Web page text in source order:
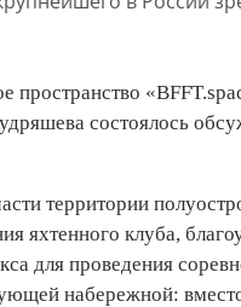
состоялось
территории
яхтенного клуба,
для проведения
набережной: